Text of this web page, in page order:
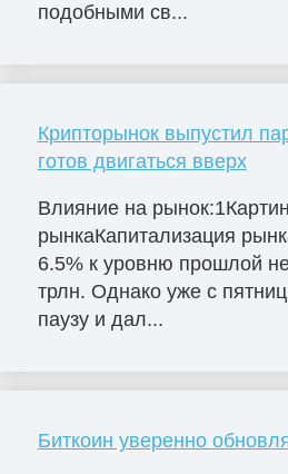
подобными св...
Крипторынок выпустил
готов двигаться вверх
Влияние на
рынкаКапитализация
6.5% к уровню прошлой
трлн. Однако уже с
паузу и дал...
Биткоин уверенно